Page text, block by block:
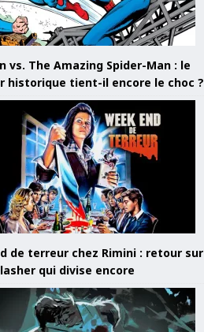
vs. The Amazing Spider-Man : le
historique tient-il encore le choc ?
de terreur chez Rimini : retour sur
qui divise encore